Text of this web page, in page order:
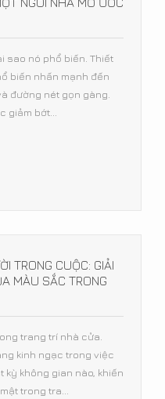
sao nó phổ biến. Thiết
biến nhấn mạnh đến
đường nét gọn gàng.
bớt...
TRONG CUỘC: GIẢI
MÀU SẮC TRONG
trang trí nhà cửa.
kinh ngạc trong việc
kỳ không gian nào, khiến
trong tra...